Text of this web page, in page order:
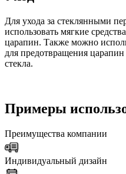
Для ухода за стеклянными
использовать мягкие
царапин. Также можно
для предотвращения
стекла.
Примеры
Преимущества компании
Индивидуальный дизайн